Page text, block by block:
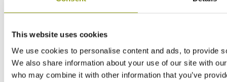
This website uses cookies
We use cookies to personalise content and ads, to provide
We also share information about your use of our site with
who may combine it with other information that you’ve